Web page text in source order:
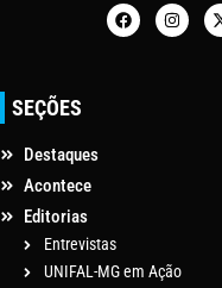
SEÇÕES
Destaques
Acontece
Editorias
Entrevistas
UNIFAL-MG em Ação